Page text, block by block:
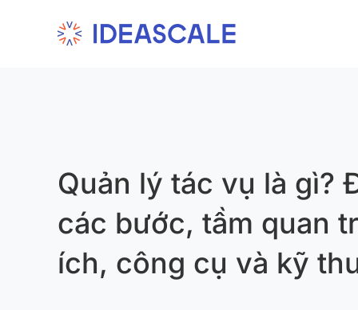
Quản lý tác vụ là gì?
các bước, tầm quan
ích, công cụ và kỹ